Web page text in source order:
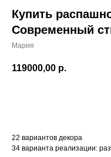
Купить
Современный
Мария
119000,00 р.
22 вариантов декора
34 варианта реализации: